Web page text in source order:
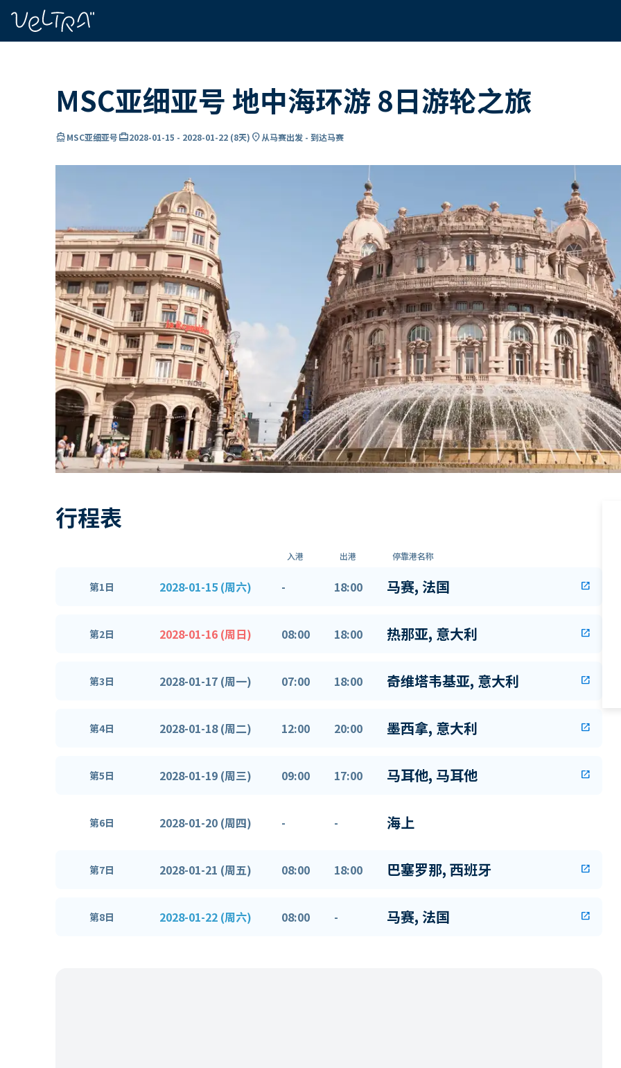
MSC亚细亚号 地中海环游 8日游轮之旅
directions_boatMSC亚细亚号card_travel2028-01-15 - 2028-01-22 (8天) location_on从马赛出发 - 到达马赛
行程表
入港 出港 停靠港名称
第1日 2028-01-15 (周六) - 18:00 马赛, 法国 open_in_new
第2日 2028-01-16 (周日) 08:00 18:00 热那亚, 意大利 open_in_new
第3日 2028-01-17 (周一) 07:00 18:00 奇维塔韦基亚, 意大利 open_in_new
第4日 2028-01-18 (周二) 12:00 20:00 墨西拿, 意大利 open_in_new
第5日 2028-01-19 (周三) 09:00 17:00 马耳他, 马耳他 open_in_new
第6日 2028-01-20 (周四) - - 海上
第7日 2028-01-21 (周五) 08:00 18:00 巴塞罗那, 西班牙 open_in_new
第8日 2028-01-22 (周六) 08:00 - 马赛, 法国 open_in_new